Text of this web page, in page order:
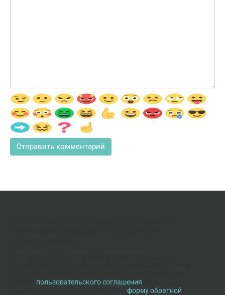
пользовательского соглашения
форму обратной